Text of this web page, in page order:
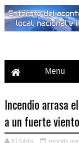
Incendio arrasa
a un fuerte viento
El Siblo month